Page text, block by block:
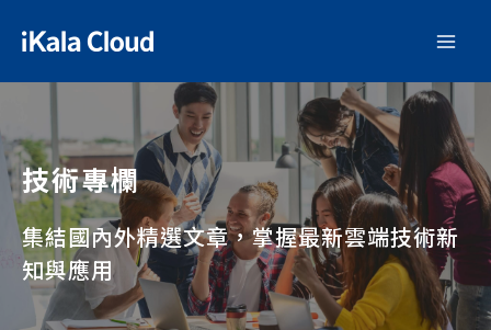
技術專欄
集結國內外精選文章，掌握最新雲端技術新
知與應用